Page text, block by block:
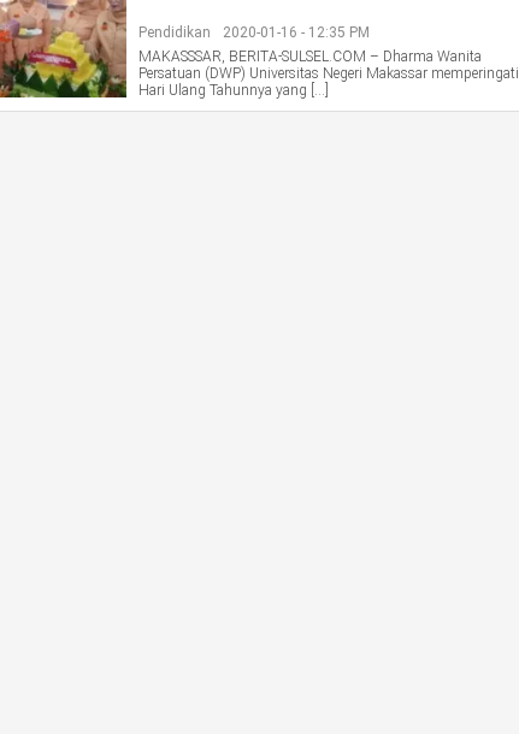
Pendidikan
2020-01-16 - 12:35 PM
MAKASSSAR, BERITA-SULSEL.COM – Dharma Wanita
Persatuan (DWP) Universitas Negeri Makassar memperingati
Hari Ulang Tahunnya yang […]